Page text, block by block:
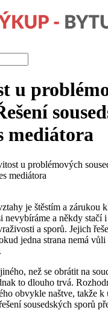
u
mediátora
u problémových
mediátora
je štěstím a zárukou
nevybíráme a někdy stačí
a sporů. Jejich
jedna strana nemá
než se obrátit na
to dlouho trvá.
obvykle naštve, takže k
sousedských sporů